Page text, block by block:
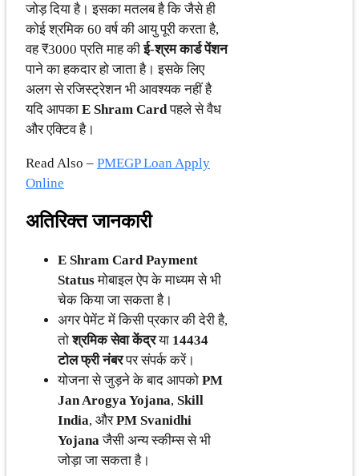
जोड़ दिया है। इसका मतलब है कि जैसे ही
कोई श्रमिक 60 वर्ष की आयु पूरी करता है,
वह ₹3000 प्रति माह कीई-श्रम कार्ड पेंशन
पाने का हकदार हो जाता है। इसके लिए
अलग से रजिस्ट्रेशन भी आवश्यक नहीं है
यदि आपका E Shram Cardपहले से वैध
और एक्टिव है।
Read Also – PMEGP Loan Apply
Online
अतिरिक्त जानकारी
E Shram Card Payment
Statusमोबाइल ऐप के माध्यम से भी
चेक किया जा सकता है।
अगर पेमेंट में किसी प्रकार की देरी है,
तोश्रमिक सेवा केंद्रया 14434
टोल फ्री नंबरपर संपर्क करें।
योजना से जुड़ने के बाद आपको PM
Jan Arogya Yojana, Skill
India, औरPM Svanidhi
Yojana जैसी अन्य स्कीम्स से भी
जोड़ा जा सकता है।